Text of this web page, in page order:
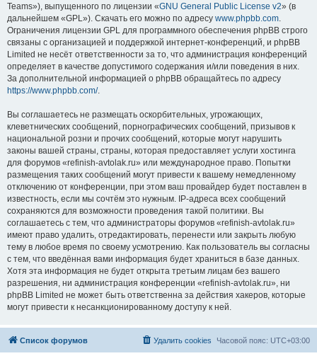
Teams»), выпущенного по лицензии «GNU General Public License v2» (в
дальнейшем «GPL»). Скачать его можно по адресу www.phpbb.com.
Ограничения лицензии GPL для программного обеспечения phpBB строго
связаны с организацией и поддержкой интернет-конференций, и phpBB
Limited не несёт ответственности за то, что администрация конференций
определяет в качестве допустимого содержания и/или поведения в них.
За дополнительной информацией о phpBB обращайтесь по адресу
https://www.phpbb.com/.
Вы соглашаетесь не размещать оскорбительных, угрожающих,
клеветнических сообщений, порнографических сообщений, призывов к
национальной розни и прочих сообщений, которые могут нарушить
законы вашей страны, страны, которая предоставляет услуги хостинга
для форумов «refinish-avtolak.ru» или международное право. Попытки
размещения таких сообщений могут привести к вашему немедленному
отключению от конференции, при этом ваш провайдер будет поставлен в
известность, если мы сочтём это нужным. IP-адреса всех сообщений
сохраняются для возможности проведения такой политики. Вы
соглашаетесь с тем, что администраторы форумов «refinish-avtolak.ru»
имеют право удалить, отредактировать, перенести или закрыть любую
тему в любое время по своему усмотрению. Как пользователь вы согласны
с тем, что введённая вами информация будет храниться в базе данных.
Хотя эта информация не будет открыта третьим лицам без вашего
разрешения, ни администрация конференции «refinish-avtolak.ru», ни
phpBB Limited не может быть ответственна за действия хакеров, которые
могут привести к несанкционированному доступу к ней.
Список форумов Часовой пояс: UTC+03:00
Удалить cookies